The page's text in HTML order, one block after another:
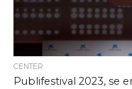
CENTER
Publifestival 2023, se